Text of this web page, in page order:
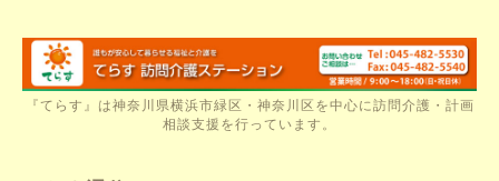
『てらす』は神奈川県横浜市緑区・神奈川区を中心に訪問介護・計画
相談支援を行っています。